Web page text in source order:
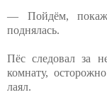
— Пойдём,
поднялась.
Пёс следовал за
комнату,
лаял.